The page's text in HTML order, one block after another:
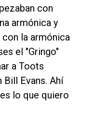
con
armónica y
la armónica
el "Gringo"
a Toots
Evans. Ahí
lo que quiero